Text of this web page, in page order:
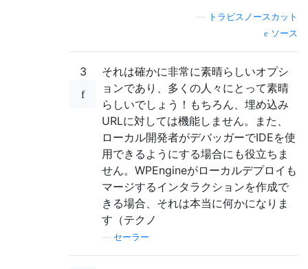
トラビスノースカット
ソース
3
それは確かに非常に素晴らしいオプシ
ョンであり、多くの人々にとって素晴
らしいでしょう！もちろん、埋め込み
URLに対しては機能しません。また、
ローカル開発者がデバッガーでIDEを使
用できるようにする場合にも役立ちま
せん。WPEngineがローカルデプロイも
マージするインタラクションを作成で
きる場合、それは本当に何かになりま
す（テクノ
セーラー